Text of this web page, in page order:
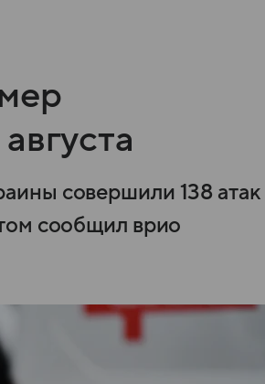
совершили 138 атак
сообщил врио